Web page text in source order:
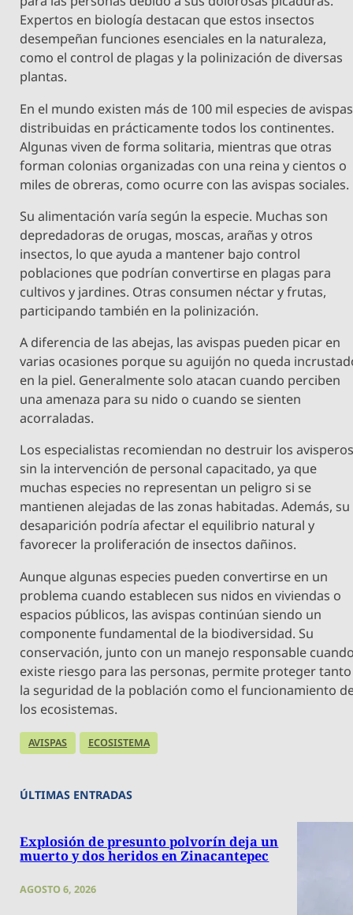
Expertos en biología destacan que estos insectos
desempeñan funciones esenciales en la naturaleza,
como el control de plagas y la polinización de diversas
plantas.
En el mundo existen más de 100 mil especies de
distribuidas en prácticamente todos los continentes.
Algunas viven de forma solitaria, mientras que otras
forman colonias organizadas con una reina y cientos o
miles de obreras, como ocurre con las avispas sociales.
Su alimentación varía según la especie. Muchas son
depredadoras de orugas, moscas, arañas y otros
insectos, lo que ayuda a mantener bajo control
poblaciones que podrían convertirse en plagas para
cultivos y jardines. Otras consumen néctar y frutas,
participando también en la polinización.
A diferencia de las abejas, las avispas pueden picar en
varias ocasiones porque su aguijón no queda
en la piel. Generalmente solo atacan cuando perciben
una amenaza para su nido o cuando se sienten
acorraladas.
Los especialistas recomiendan no destruir los
sin la intervención de personal capacitado, ya que
muchas especies no representan un peligro si se
mantienen alejadas de las zonas habitadas. Además, su
desaparición podría afectar el equilibrio natural y
favorecer la proliferación de insectos dañinos.
Aunque algunas especies pueden convertirse en un
problema cuando establecen sus nidos en viviendas o
espacios públicos, las avispas continúan siendo un
componente fundamental de la biodiversidad. Su
conservación, junto con un manejo responsable
existe riesgo para las personas, permite proteger tanto
la seguridad de la población como el funcionamiento
los ecosistemas.
AVISPAS ECOSISTEMA
ÚLTIMAS ENTRADAS
Explosión de presunto polvorín deja un
muerto y dos heridos en Zinacantepec
AGOSTO 6, 2026